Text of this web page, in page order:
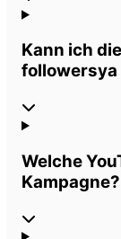
Kann ich
followersya
Welche
Kampagne?